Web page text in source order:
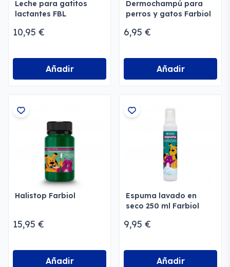
Leche para gatitos
lactantes FBL
10,95 €
Añadir
Dermochampú para
perros y gatos Farbiol
6,95 €
Añadir
Halistop Farbiol
15,95 €
Añadir
Espuma lavado en
seco 250 ml Farbiol
9,95 €
Añadir